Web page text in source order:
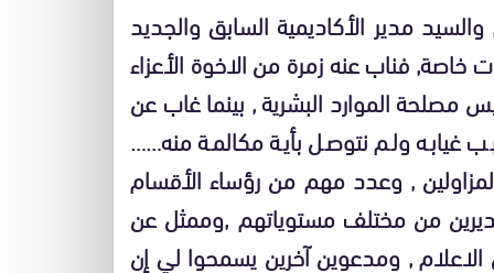
مدير الأكاديمية السابق والجديد
خاصة, فناب عنه زمرة من الاخوة الأعزاء
الموارد البشرية , بينما غاب عن
غيابه ولم نتوصل بأية مكالمة منه……
, وعدد مهم من رؤساء الأقسام
من مختلف مستوياتهم ,وممثل عن
, ومدعوين آخرين يسمحوا لي إن